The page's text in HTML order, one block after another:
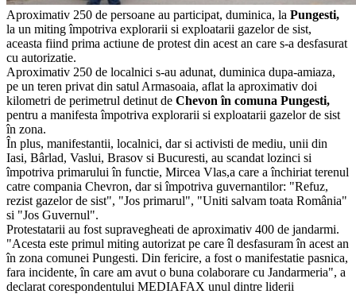
Aproximativ 250 de persoane au participat, duminica, la Pungesti,
la un miting împotriva explorarii si exploatarii gazelor de sist,
aceasta fiind prima actiune de protest din acest an care s-a desfasurat
cu autorizatie.
Aproximativ 250 de localnici s-au adunat, duminica dupa-amiaza,
pe un teren privat din satul Armasoaia, aflat la aproximativ doi
kilometri de perimetrul detinut de Chevon în comuna Pungesti,
pentru a manifesta împotriva explorarii si exploatarii gazelor de sist
în zona.
În plus, manifestantii, localnici, dar si activisti de mediu, unii din
Iasi, Bârlad, Vaslui, Brasov si Bucuresti, au scandat lozinci si
împotriva primarului în functie, Mircea Vlas,a care a închiriat terenul
catre compania Chevron, dar si împotriva guvernantilor: "Refuz,
rezist gazelor de sist", "Jos primarul", "Uniti salvam toata România"
si "Jos Guvernul".
Protestatarii au fost supravegheati de aproximativ 400 de jandarmi.
"Acesta este primul miting autorizat pe care îl desfasuram în acest an
în zona comunei Pungesti. Din fericire, a fost o manifestatie pasnica,
fara incidente, în care am avut o buna colaborare cu Jandarmeria", a
declarat corespondentului MEDIAFAX unul dintre liderii